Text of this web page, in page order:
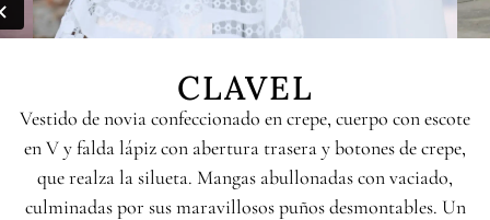
CLAVEL
Vestido de novia confeccionado en crepe, cuerpo con escote
en V y falda lápiz con abertura trasera y botones de crepe,
que realza la silueta. Mangas abullonadas con vaciado,
culminadas por sus maravillosos puños desmontables. Un